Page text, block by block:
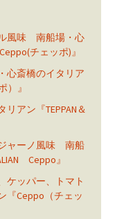
風味 南船場・心
チェッポ)』
斎橋のイタリア
）』
アン『TEPPAN＆
ャーノ風味 南船
Ceppo』
ケッパー、トマト
Ceppo（チェッ